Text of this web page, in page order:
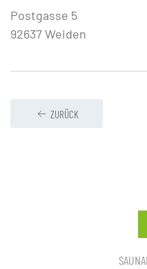
Postgasse 5
92637 Weiden
ZURÜCK